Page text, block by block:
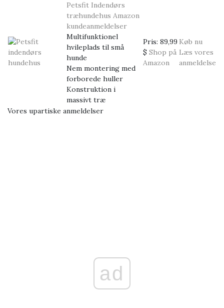
Petsfit Indendørs
træhundehus Amazon
kundeanmeldelser
Multifunktionel
hvileplads til små
hunde
Nem montering med
forborede huller
Konstruktion i
massivt træ
Pris: 89,99
$ Shop på
Amazon
Køb nu
Læs vores
anmeldelse
Vores upartiske anmeldelser
ad